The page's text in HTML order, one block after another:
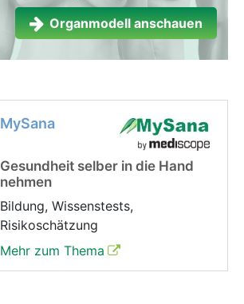
Organmodell anschauen
MySana
Gesundheit selber in die Hand
nehmen
Bildung, Wissenstests,
Risikoschätzung
Mehr zum Thema